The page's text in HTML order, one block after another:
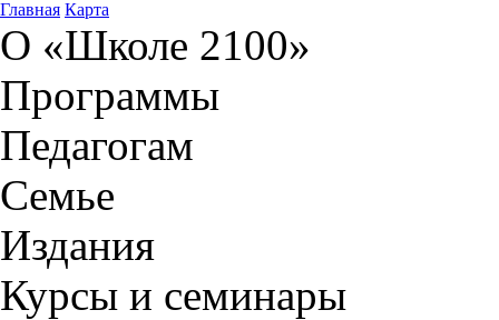
Главная Карта
О «Школе 2100»
Программы
Педагогам
Семье
Издания
Курсы и семинары